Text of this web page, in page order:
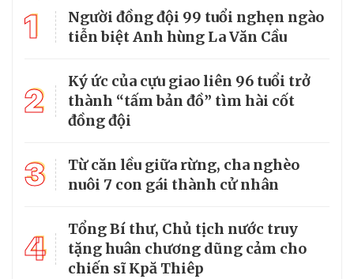
1
Người đồng đội 99 tuổi nghẹn ngào
tiễn biệt Anh hùng La Văn Cầu
2
Ký ức của cựu giao liên 96 tuổi trở
thành “tấm bản đồ” tìm hài cốt
đồng đội
3
Từ căn lều giữa rừng, cha nghèo
nuôi 7 con gái thành cử nhân
4
Tổng Bí thư, Chủ tịch nước truy
tặng huân chương dũng cảm cho
chiến sĩ Kpă Thiêp